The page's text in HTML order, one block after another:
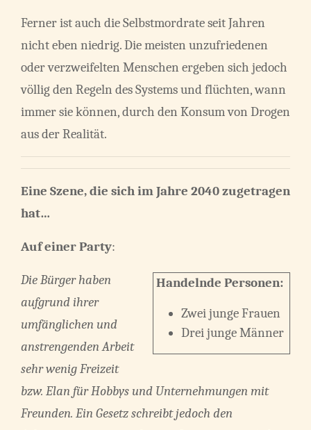
Ferner ist auch die Selbstmordrate seit Jahren
nicht eben niedrig. Die meisten unzufriedenen
oder verzweifelten Menschen ergeben sich jedoch
völlig den Regeln des Systems und flüchten, wann
immer sie können, durch den Konsum von Drogen
aus der Realität.
Eine Szene, die sich im Jahre 2040 zugetragen
hat…
Auf einer Party:
Handelnde Personen:
Zwei junge Frauen
Drei junge Männer
Die Bürger haben
aufgrund ihrer
umfänglichen und
anstrengenden Arbeit
sehr wenig Freizeit
bzw. Elan für Hobbys und Unternehmungen mit
Freunden. Ein Gesetz schreibt jedoch den